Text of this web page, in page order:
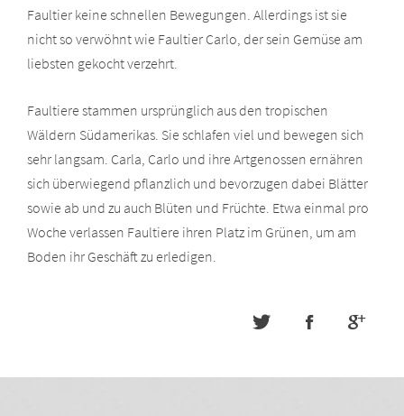
Faultier keine schnellen Bewegungen. Allerdings ist sie
nicht so verwöhnt wie Faultier Carlo, der sein Gemüse am
liebsten gekocht verzehrt.
Faultiere stammen ursprünglich aus den tropischen
Wäldern Südamerikas. Sie schlafen viel und bewegen sich
sehr langsam. Carla, Carlo und ihre Artgenossen ernähren
sich überwiegend pflanzlich und bevorzugen dabei Blätter
sowie ab und zu auch Blüten und Früchte. Etwa einmal pro
Woche verlassen Faultiere ihren Platz im Grünen, um am
Boden ihr Geschäft zu erledigen.